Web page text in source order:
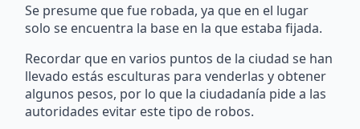
Se presume que fue robada, ya que en el lugar
solo se encuentra la base en la que estaba fijada.
Recordar que en varios puntos de la ciudad se han
llevado estás esculturas para venderlas y obtener
algunos pesos, por lo que la ciudadanía pide a las
autoridades evitar este tipo de robos.